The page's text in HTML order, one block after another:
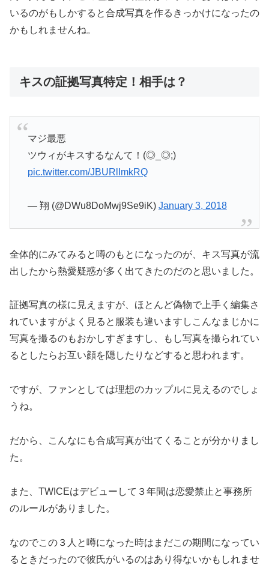
いるのがもしかすると合成写真を作るきっかけになったの
かもしれませんね。
キスの証拠写真特定！相手は？
マジ最悪
ツウィがキスするなんて！(◎_◎;)
pic.twitter.com/JBURlImkRQ
— 翔 (@DWu8DoMwj9Se9iK) January 3, 2018
全体的にみてみると噂のもとになったのが、キス写真が流
出したから熱愛疑惑が多く出てきたのだのと思いました。
証拠写真の様に見えますが、ほとんど偽物で上手く編集さ
れていますがよく見ると服装も違いますしこんなまじかに
写真を撮るのもおかしすぎますし、もし写真を撮られてい
るとしたらお互い顔を隠したりなどすると思われます。
ですが、ファンとしては理想のカップルに見えるのでしょ
うね。
だから、こんなにも合成写真が出てくることが分かりまし
た。
また、TWICEはデビューして３年間は恋愛禁止と事務所
のルールがありました。
なのでこの３人と噂になった時はまだこの期間になってい
るときだったので彼氏がいるのはあり得ないかもしれませ